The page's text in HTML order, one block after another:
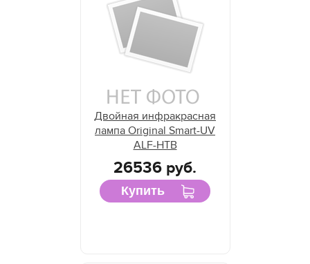
Двойная инфракрасная
лампа Original Smart-UV
ALF-HTB
26536 руб.
Купить